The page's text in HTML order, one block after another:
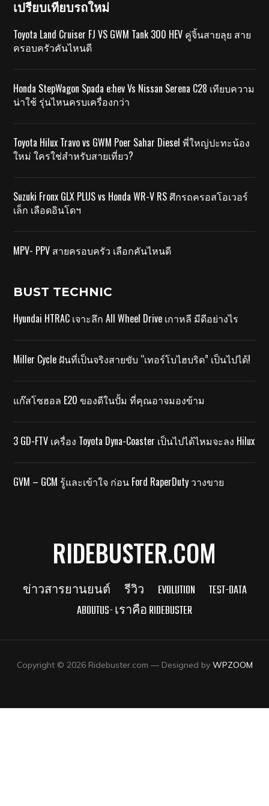
เปรียบเทียบรถใหม่
Toyota Land Cruiser FJ VS GWM Tank 300 HEV คู่จิ้นสายลุย สาย
ครอบครัวคันไหนดี
Honda StepWagon Spada e:hev Vs Nissan Serena C28 เทียบความ
น่าใช้ รุ่นไหนครบเครื่องกว่า
Toyota Hilux Travo vs GWM Poer Sahar Diesel พี่ใหญ่ปะทะน้อง
ใหม่ ใครใช่สำหรับสายเที่ยว?
Suzuki Fronx GLX PLUS vs Honda WR-V RS ศึกรถครอสโอเวอร์
เล็ก เลือดอินโดฯ
MPV- PPV สายครอบครัว เลือกคันไหนดี
BUST TECHNIC
Hyundai HTRAC เจาะลึก All Wheel Drive เกาหลี มีดีอย่างไร
Miller Cycle ฝันที่เป็นจริงสายขับ “เทอร์โบไฮบริด” เป็นไปได้!
แก๊สโซฮอล E20 ของดีในปั้ม ที่คุณอาจมองข้าม
3 GD-FTV เครื่อง Toyota Dyna-Coaster เป็นไปได้ไหมจะลง Hilux
GVM – GCM รู้และเข้าใจ ก่อน Ford RaperDuty วางขาย
RIDEBUSTER.COM
ข่าวสารยานยนต์ รีวิว EVOLUTION
TEST-DATA
ABOUTUS- เราคือ RIDEBUSTER
Copyright © 2026 Ridebuster.com — Designed by WPZOOM